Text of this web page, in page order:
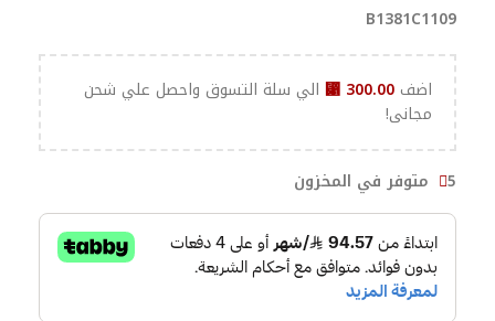
B1381C1109
اضف ⃁ 300.00
الي سلة التسوق واحصل علي شحن
مجانى!
5 متوفر في المخزون